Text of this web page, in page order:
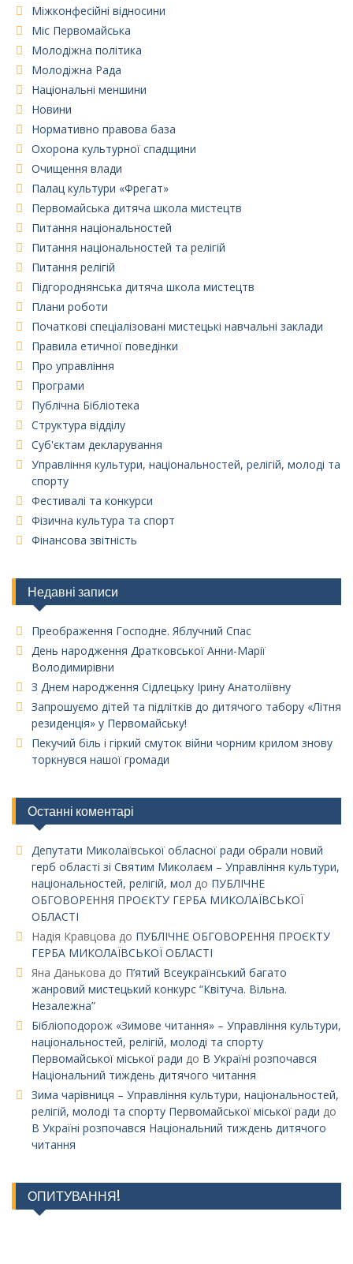
Міжконфесійні відносини
Міс Первомайська
Молодіжна політика
Молодіжна Рада
Національні меншини
Новини
Нормативно правова база
Охорона культурної спадщини
Очищення влади
Палац культури «Фрегат»
Первомайська дитяча школа мистецтв
Питання національностей
Питання національностей та релігій
Питання релігій
Підгороднянська дитяча школа мистецтв
Плани роботи
Початкові спеціалізовані мистецькі навчальні заклади
Правила етичної поведінки
Про управління
Програми
Публічна Бібліотека
Структура відділу
Суб'єктам декларування
Управління культури, національностей, релігій, молоді та
спорту
Фестивалі та конкурси
Фізична культура та спорт
Фінансова звітність
Недавні записи
Преображення Господне. Яблучний Спас
День народження Дратковської Анни-Марії
Володимирівни
З Днем народження Сідлецьку Ірину Анатоліївну
Запрошуємо дітей та підлітків до дитячого табору «Літня
резиденція» у Первомайську!
Пекучий біль і гіркий смуток війни чорним крилом знову
торкнувся нашої громади
Останні коментарі
Депутати Миколаївської обласної ради обрали новий
герб області зі Святим Миколаєм – Управління культури,
національностей, релігій, мол до ПУБЛІЧНЕ
ОБГОВОРЕННЯ ПРОЄКТУ ГЕРБА МИКОЛАЇВСЬКОЇ
ОБЛАСТІ
Надія Кравцова до ПУБЛІЧНЕ ОБГОВОРЕННЯ ПРОЄКТУ
ГЕРБА МИКОЛАЇВСЬКОЇ ОБЛАСТІ
Яна Данькова до П’ятий Всеукраїнський багато
жанровий мистецький конкурс “Квітуча. Вільна.
Незалежна”
Бібліоподорож «Зимове читання» – Управління культури,
національностей, релігій, молоді та спорту
Первомайської міської ради до В Україні розпочався
Національний тиждень дитячого читання
Зима чарівниця – Управління культури, національностей,
релігій, молоді та спорту Первомайської міської ради до
В Україні розпочався Національний тиждень дитячого
читання
ОПИТУВАННЯ!